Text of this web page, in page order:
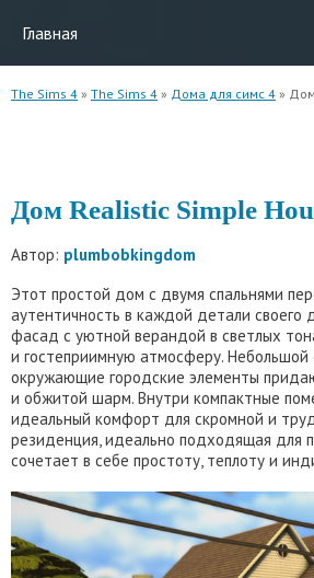
Главная
The Sims 4 » The Sims 4 » Дома для симс 4 »
Дом Realistic Simple
Автор: plumbobkingdom
Этот простой дом с двумя спальнями
аутентичность в каждой детали своего
фасад с уютной верандой в светлых
и гостеприимную атмосферу.
окружающие городские элементы
и обжитой шарм. Внутри компактные
идеальный комфорт для скромной и
резиденция, идеально подходящая для
сочетает в себе простоту, теплоту и